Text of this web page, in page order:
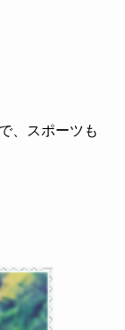
、スポーツも